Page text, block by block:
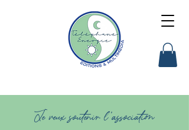
Je veux soutenir l'association